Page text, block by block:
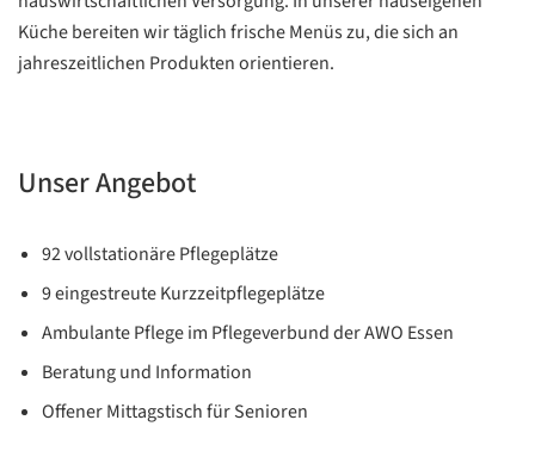
Küche bereiten wir täglich frische Menüs zu, die sich an
jahreszeitlichen Produkten orientieren.
Unser Angebot
92 vollstationäre Pflegeplätze
9 eingestreute Kurzzeitpflegeplätze
Ambulante Pflege im Pflegeverbund der AWO Essen
Beratung und Information
Offener Mittagstisch für Senioren